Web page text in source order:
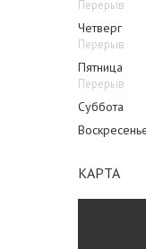
Четверг
Пятница
Суббота
КАРТА